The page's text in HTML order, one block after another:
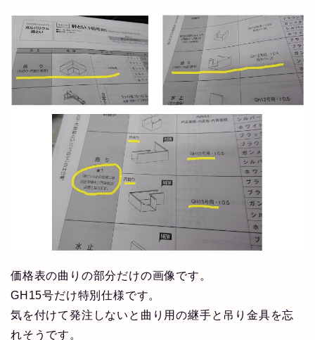
価格表の曲りの部分だけの画像です。
GH15号だけ特別仕様です。
気を付けて発注しないと曲り用の継手と吊り金具を忘
れそうです。